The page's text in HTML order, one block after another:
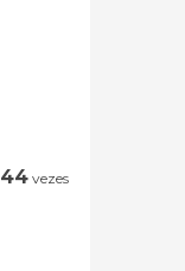
44 vezes